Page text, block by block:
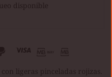
disponible
ligeras pinceladas rojizas.